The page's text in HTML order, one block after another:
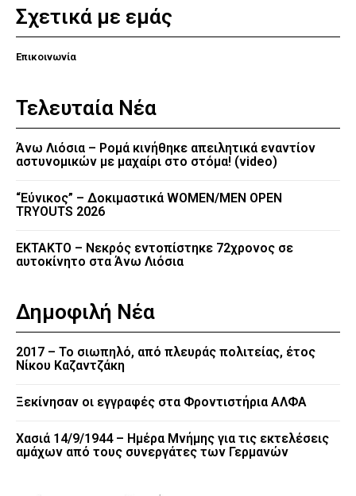
Σχετικά με εμάς
Επικοινωνία
Τελευταία Νέα
Άνω Λιόσια – Ρομά κινήθηκε απειλητικά εναντίον
αστυνομικών με μαχαίρι στο στόμα! (video)
“Εύνικος” – Δοκιμαστικά WOMEN/MEN OPEN
TRYOUTS 2026
EKTAKTO – Νεκρός εντοπίστηκε 72χρονος σε
αυτοκίνητο στα Άνω Λιόσια
Δημοφιλή Νέα
2017 – Το σιωπηλό, από πλευράς πολιτείας, έτος
Νίκου Καζαντζάκη
Ξεκίνησαν οι εγγραφές στα Φροντιστήρια ΑΛΦΑ
Χασιά 14/9/1944 – Ημέρα Μνήμης για τις εκτελέσεις
αμάχων από τους συνεργάτες των Γερμανών